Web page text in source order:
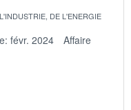
DE L'ENERGIE
févr. 2024
Affaire